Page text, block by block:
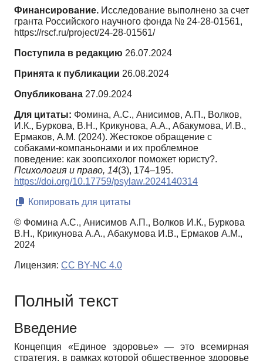
Финансирование. Исследование выполнено за счет
гранта Российского научного фонда № 24-28-01561,
https://rscf.ru/project/24-28-01561/
Поступила в редакцию 26.07.2024
Принята к публикации 26.08.2024
Опубликована 27.09.2024
Для цитаты: Фомина, А.С., Анисимов, А.П., Волков,
И.К., Буркова, В.Н., Крикунова, А.А., Абакумова, И.В.,
Ермаков, А.М. (2024). Жестокое обращение с
собаками-компаньонами и их проблемное
поведение: как зоопсихолог поможет юристу?.
Психология и право, 14(3), 174–195.
https://doi.org/10.17759/psylaw.2024140314
Копировать для цитаты
© Фомина А.С., Анисимов А.П., Волков И.К., Буркова
В.Н., Крикунова А.А., Абакумова И.В., Ермаков А.М.,
2024
Лицензия: CC BY-NC 4.0
Полный текст
Введение
Концепция «Единое здоровье» — это всемирная
стратегия, в рамках которой общественное здоровье